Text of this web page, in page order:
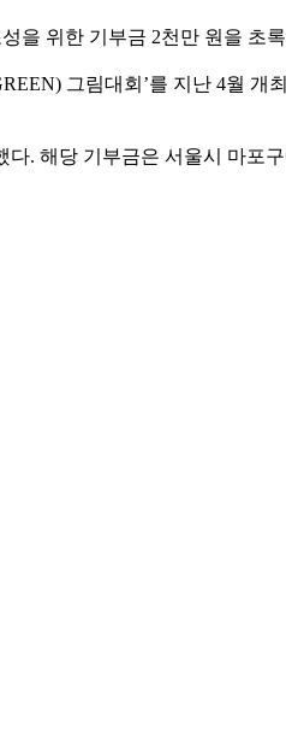
을 위한 기부금 2천만 원을 초
그림대회’를 지난 4월 개
. 해당 기부금은 서울시 마포